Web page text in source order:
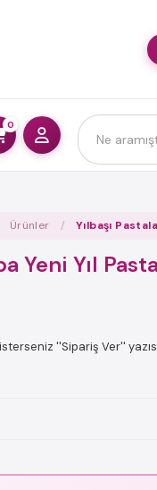
0
Ürünler Yılbaşı
Yeni Yıl
''Sipariş Ver''